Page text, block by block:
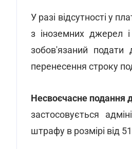
У разі відсутності у
з іноземних джерел
зобов'язаний
перенесення строку
Несвоєчасне подання
застосовується
штрафу в розмірі від